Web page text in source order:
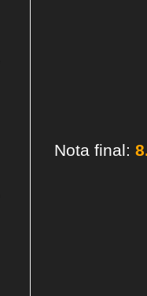
Nota final: